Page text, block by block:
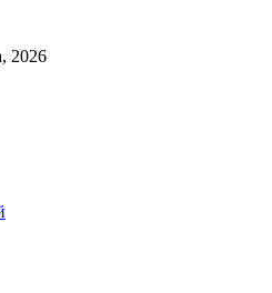
2026